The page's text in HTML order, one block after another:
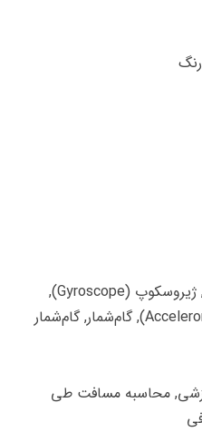
تشخیص نور محیط, ژیروسکوپ, ژیروسکوپ (Gyroscope),
شتاب سنج, شتاب سنج (Accelerometer), گام‌شمار, گام‌شمار
محاسبه مسافت طی